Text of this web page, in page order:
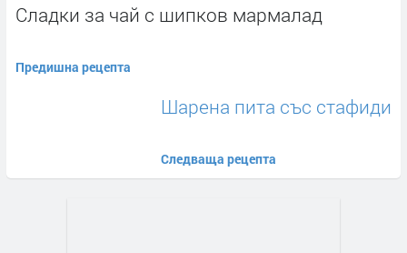
Сладки за чай с шипков мармалад
Предишна рецепта
Шарена пита със стафиди
Следваща рецепта